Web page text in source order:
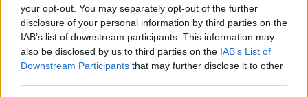
your opt-out. You may separately opt-out of the further
disclosure of your personal information by third parties on the
IAB’s list of downstream participants. This information may
also be disclosed by us to third parties on the IAB’s List of
Downstream Participants that may further disclose it to other
Helyi hírek